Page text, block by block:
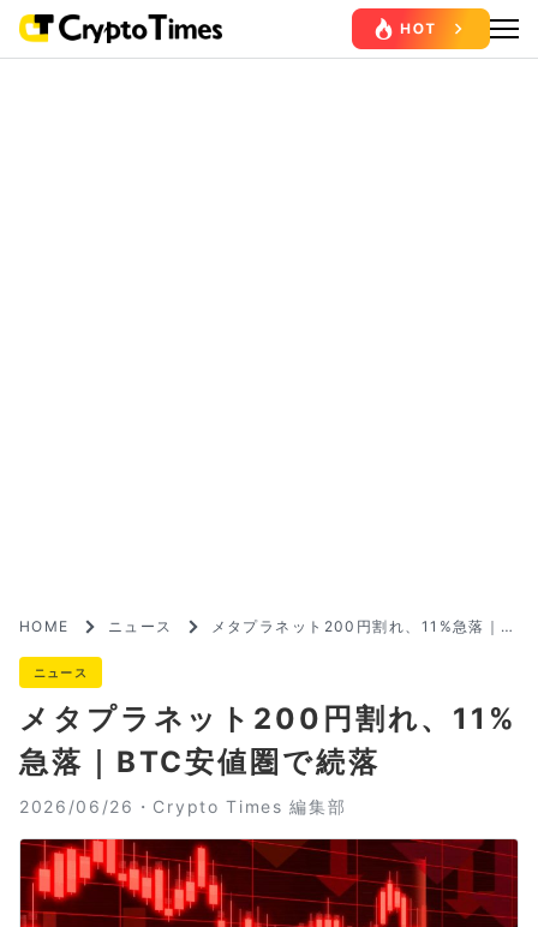
HOME ニュース
メタプラネット200円割れ、11%急落｜B
ニュース
メタプラネット200円割れ、11%
急落｜BTC安値圏で続落
2026/06/26・ Crypto Times 編集部